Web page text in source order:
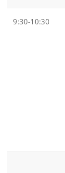
9:30-10:30